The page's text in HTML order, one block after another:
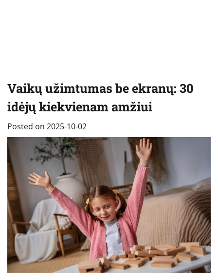
Vaikų užimtumas be ekranų: 30
idėjų kiekvienam amžiui
Posted on 2025-10-02